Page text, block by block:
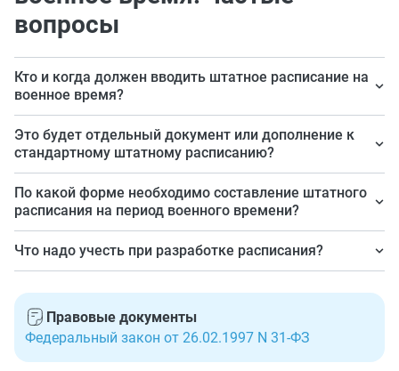
вопросы
Кто и когда должен вводить штатное расписание на
военное время?
Компании, которые имеют категорию по гражданской
обороне (ГО) и мобилизационное задание на военное
время. Составляется оно после получения
организацией мобпредписания.
Это будет отдельный документ или дополнение к
стандартному штатному расписанию?
На практике обычно используют такие способы:
оформление отдельного документа или единого
документа, в котором указана численность штата в
мирное и военное время.
По какой форме необходимо составление штатного
расписания на период военного времени?
Отдельной формы такого документа нормативно не
разработанная и утвержденная к применению
организацией.
Что надо учесть при разработке расписания?
военкомата мобилизационного задания.
Правовые документы
Федеральный закон от 26.02.1997 N 31-ФЗ